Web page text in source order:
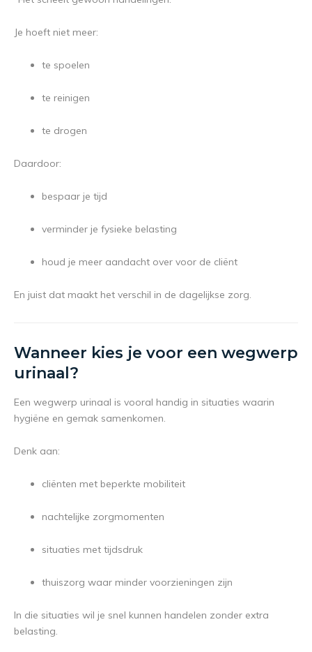
Je hoeft niet meer:
te spoelen
te reinigen
te drogen
Daardoor:
bespaar je tijd
verminder je fysieke belasting
houd je meer aandacht over voor de cliënt
En juist dat maakt het verschil in de dagelijkse zorg.
Wanneer kies je voor een wegwerp
urinaal?
Een wegwerp urinaal is vooral handig in situaties waarin
hygiëne en gemak samenkomen.
Denk aan:
cliënten met beperkte mobiliteit
nachtelijke zorgmomenten
situaties met tijdsdruk
thuiszorg waar minder voorzieningen zijn
In die situaties wil je snel kunnen handelen zonder extra
belasting.